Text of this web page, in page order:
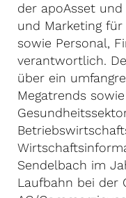
der apoAsset
und Marketing
sowie Personal,
verantwortlich.
über ein
Megatrends
Sendelbach im
Laufbahn bei der